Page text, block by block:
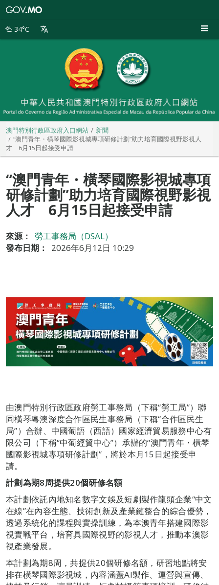
別
34°C
澳門特別行政區政府入口網站
新聞
“澳門青年・橫琴國際影視城專項研修計劃”助力培育國際視野影視人
才 6月15日起接受申請
“澳門青年・橫琴國際影視城專項
研修計劃”助力培育國際視野影視
人才 6月15日起接受申請
來源：
勞工事務局（DSAL）
發布日期：
2026年6月12日 10:29
由澳門特別行政區政府勞工事務局（下稱“勞工局”）聯
同橫琴粵澳深度合作區民生事務局（下稱“合作區民生
局”）合辦、中國葡語（西語）國家經濟貿易服務中心有
限公司（下稱“中葡經貿中心”）承辦的“澳門青年・橫琴
國際影視城專項研修計劃”，將於本月15日起接受申
請。
計劃為期8周提供20個研修名額
本計劃依託內地知名數字文娛及短劇製作龍頭企業“中文
在線”在內容生態、技術創新及產業鏈整合的綜合優勢，
透過系統化的課程與實操訓練，為本澳青年搭建國際影
視實戰平台，培育具國際視野的影視人才，推動本澳影
視產業發展。
本計劃為期8周，共提供20個研修名額，研習地點將安
排在橫琴國際影視城，內容涵蓋AI製作、運營與宣傳、